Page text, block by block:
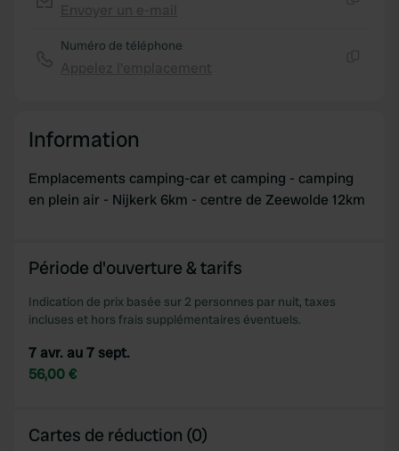
Numéro de téléphone
Information
Emplacements camping-car et camping - camping
en plein air - Nijkerk 6km - centre de Zeewolde 12km
Période d'ouverture & tarifs
Indication de prix basée sur 2 personnes par nuit, taxes
incluses et hors frais supplémentaires éventuels.
7 avr. au 7 sept.
56,00 €
Cartes de réduction (0)